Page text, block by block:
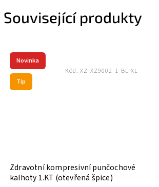
Související produkty
70 podpůrné punčochové kalhoty
antibakteriální
Kód:AR-12799